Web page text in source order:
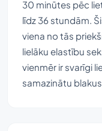
30 minūtes pēc
līdz 36 stundām.
viena no tās
lielāku elastību
vienmēr ir svarīgi
samazinātu